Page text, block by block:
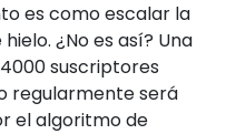
es como escalar la
¿No es así? Una
suscriptores
regularmente será
el algoritmo de